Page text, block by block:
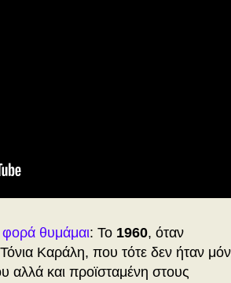
θυμάμαι: Το 1960, όταν
Καράλη, που τότε δεν ήταν
και προϊσταμένη στους